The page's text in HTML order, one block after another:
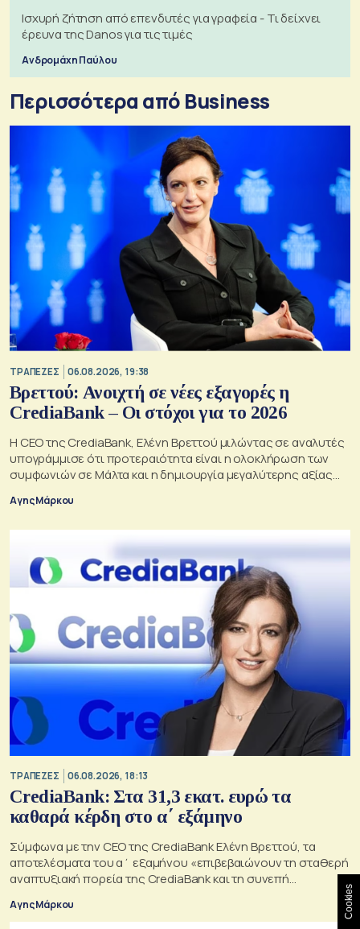
Ισχυρή ζήτηση από επενδυτές για γραφεία - Τι δείχνει
έρευνα της Danos για τις τιμές
Ανδρομάχη Παύλου
Περισσότερα από Business
ΤΡΑΠΕΖΕΣ 06.08.2026, 19:38
Βρεττού: Ανοιχτή σε νέες εξαγορές η
CrediaBank – Οι στόχοι για το 2026
Η CEO της CrediaBank, Ελένη Βρεττού μιλώντας σε αναλυτές
υπογράμμισε ότι προτεραιότητα είναι η ολοκλήρωση των
συμφωνιών σε Μάλτα και η δημιουργία μεγαλύτερης αξίας
Αγης Μάρκου
ΤΡΑΠΕΖΕΣ 06.08.2026, 18:13
CrediaBank: Στα 31,3 εκατ. ευρώ τα
καθαρά κέρδη στο α΄ εξάμηνο
Σύμφωνα με την CEO της CrediaBank Ελένη Βρεττού, τα
αποτελέσματα του α΄ εξαμήνου «επιβεβαιώνουν τη σταθερή
αναπτυξιακή πορεία της CrediaBank και τη συνεπή
Αγης Μάρκου Cookies